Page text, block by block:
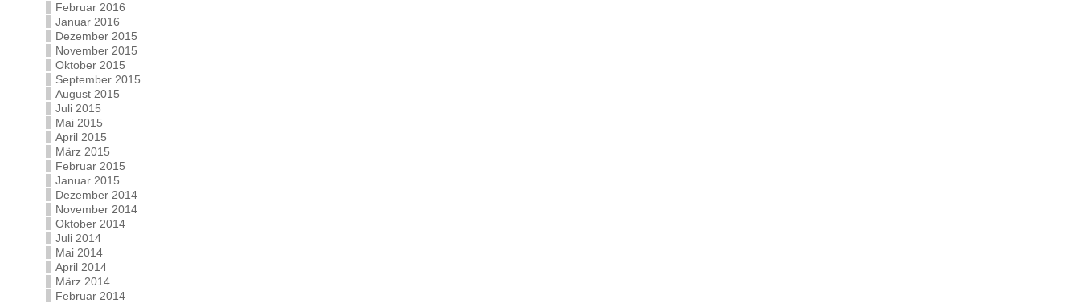
Februar 2016
Januar 2016
Dezember 2015
November 2015
Oktober 2015
September 2015
August 2015
Juli 2015
Mai 2015
April 2015
März 2015
Februar 2015
Januar 2015
Dezember 2014
November 2014
Oktober 2014
Juli 2014
Mai 2014
April 2014
März 2014
Februar 2014